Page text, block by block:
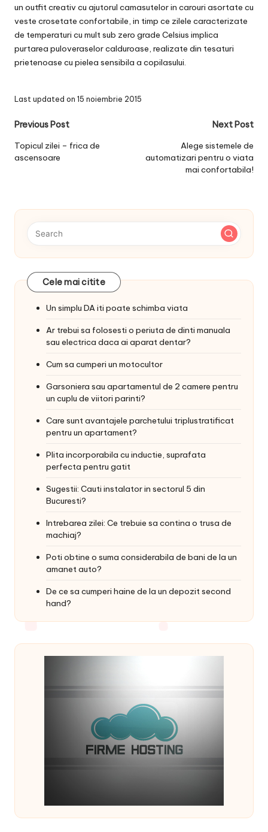
un outfit creativ cu ajutorul camasutelor in carouri asortate cu
veste crosetate confortabile, in timp ce zilele caracterizate
de temperaturi cu mult sub zero grade Celsius implica
purtarea puloveraselor calduroase, realizate din tesaturi
prietenoase cu pielea sensibila a copilasului.
Last updated on 15 noiembrie 2015
Post
navigation
Previous Post
Topicul zilei – frica de
ascensoare
Next Post
Alege sistemele de
automatizari pentru o viata
mai confortabila!
Cele mai citite
Un simplu DA iti poate schimba viata
Ar trebui sa folosesti o periuta de dinti manuala
sau electrica daca ai aparat dentar?
Cum sa cumperi un motocultor
Garsoniera sau apartamentul de 2 camere pentru
un cuplu de viitori parinti?
Care sunt avantajele parchetului triplustratificat
pentru un apartament?
Plita incorporabila cu inductie, suprafata
perfecta pentru gatit
Sugestii: Cauti instalator in sectorul 5 din
Bucuresti?
Intrebarea zilei: Ce trebuie sa contina o trusa de
machiaj?
Poti obtine o suma considerabila de bani de la un
amanet auto?
De ce sa cumperi haine de la un depozit second
hand?